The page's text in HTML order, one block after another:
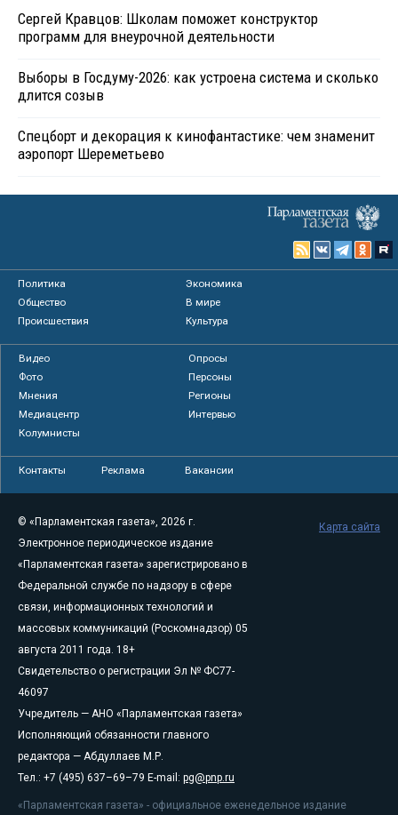
Сергей Кравцов: Школам поможет конструктор
программ для внеурочной деятельности
Выборы в Госдуму-2026: как устроена система и сколько
длится созыв
Спецборт и декорация к кинофантастике: чем знаменит
аэропорт Шереметьево
Политика
Экономика
Общество
В мире
Происшествия
Культура
Видео
Опросы
Фото
Персоны
Мнения
Регионы
Медиацентр
Интервью
Колумнисты
Контакты Реклама Вакансии
© «Парламентская газета», 2026 г.
Электронное периодическое издание
«Парламентская газета» зарегистрировано в
Федеральной службе по надзору в сфере
связи, информационных технологий и
массовых коммуникаций (Роскомнадзор) 05
августа 2011 года. 18+
Свидетельство о регистрации Эл № ФС77-
46097
Учредитель — АНО «Парламентская газета»
Исполняющий обязанности главного
редактора — Абдуллаев М.Р.
Тел.: +7 (495) 637–69–79 E-mail: pg@pnp.ru
«Парламентская газета» - официальное еженедельное издание
Карта сайта